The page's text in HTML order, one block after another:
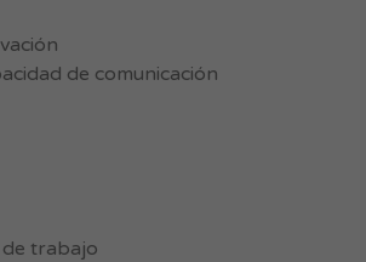
de comunicación
trabajo